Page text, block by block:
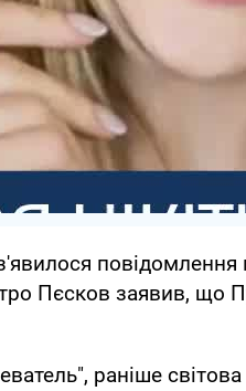
повідомлення
Пєсков заявив, що
раніше світова